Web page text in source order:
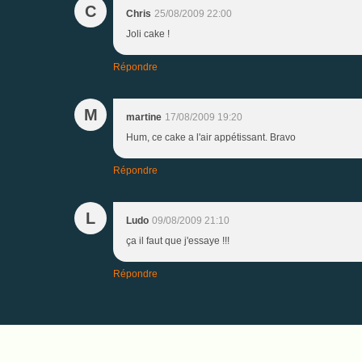
C Chris 25/08/2009 22:00
Joli cake !
Répondre
M martine 17/08/2009 19:20
Hum, ce cake a l'air appétissant. Bravo
Répondre
L Ludo 09/08/2009 21:10
ça il faut que j'essaye !!!
Répondre